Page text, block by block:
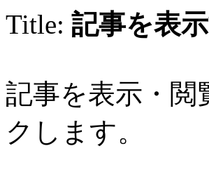
Title: 記事を表
記事を表示・
クします。